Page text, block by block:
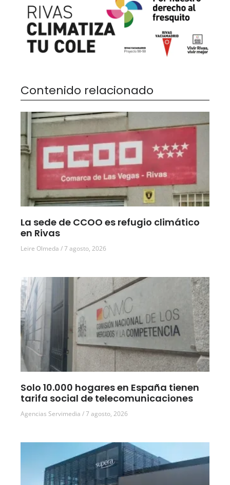
Contenido relacionado
La sede de CCOO es refugio climático
en Rivas
Leire Olmeda 7 agosto, 2026
Solo 10.000 hogares en España tienen
tarifa social de telecomunicaciones
Agencias Servimedia 7 agosto, 2026